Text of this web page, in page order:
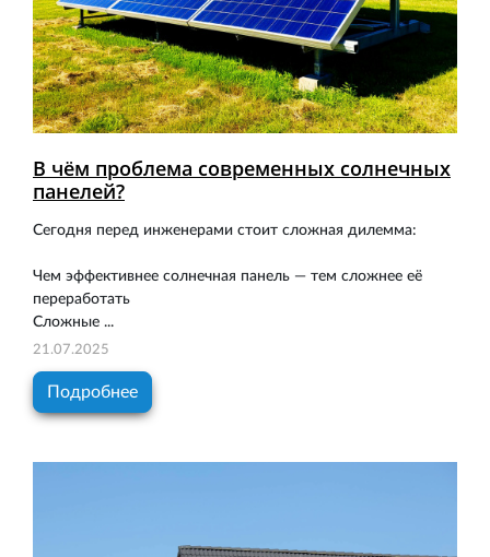
В чём проблема современных солнечных
панелей?
Сегодня перед инженерами стоит сложная дилемма:
Чем эффективнее солнечная панель — тем сложнее её
переработать
Сложные ...
21.07.2025
Подробнее